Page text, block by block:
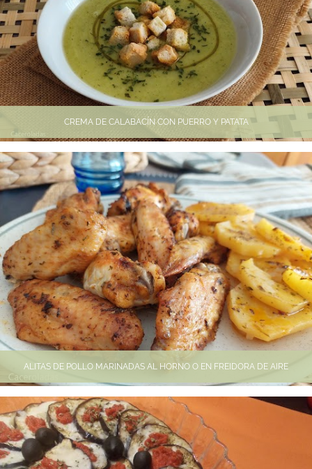
CREMA DE CALABACÍN CON PUERRO Y PATATA
ALITAS DE POLLO MARINADAS AL HORNO O EN FREIDORA DE AIRE